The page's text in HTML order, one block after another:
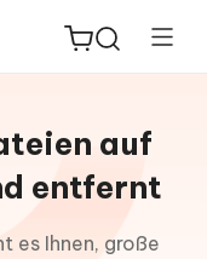
auf
entfernt
es Ihnen, große